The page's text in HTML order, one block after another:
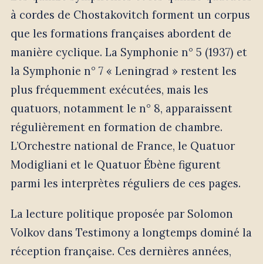
à cordes de Chostakovitch forment un corpus
que les formations françaises abordent de
manière cyclique. La Symphonie n° 5 (1937) et
la Symphonie n° 7 « Leningrad » restent les
plus fréquemment exécutées, mais les
quatuors, notamment le n° 8, apparaissent
régulièrement en formation de chambre.
L’Orchestre national de France, le Quatuor
Modigliani et le Quatuor Ébène figurent
parmi les interprètes réguliers de ces pages.
La lecture politique proposée par Solomon
Volkov dans Testimony a longtemps dominé la
réception française. Ces dernières années,